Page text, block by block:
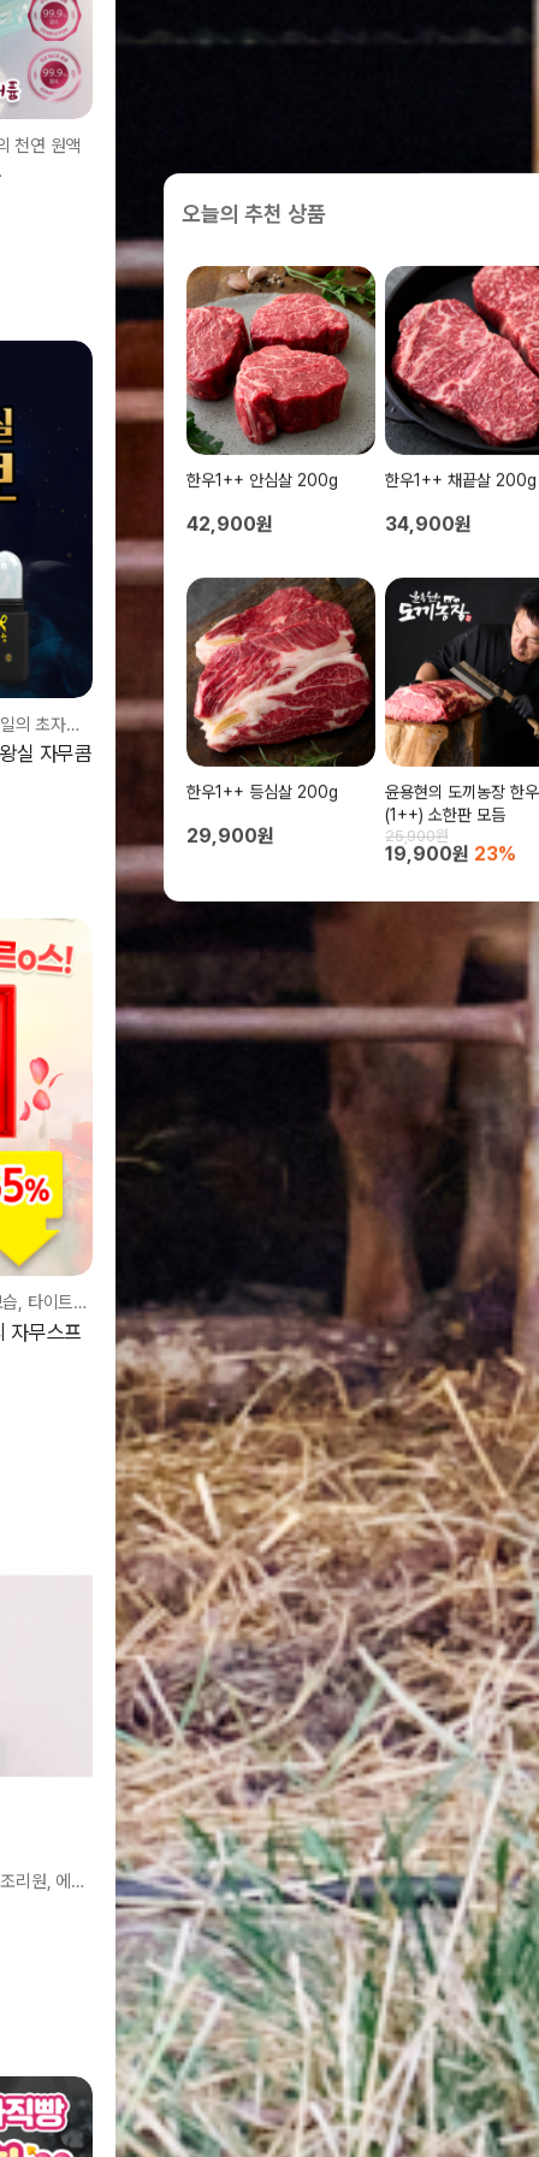
오늘의 추천 상품
한우1++ 안심살 200g
42,900원
한우1++ 채끝살 200g
34,900원
한우1++ 등심살 200g
29,900원
윤용현의 도끼농장 한
(1++) 소한판 모듬
25,900원
19,900원 23%
천연 원액
사랑받는 여성들을 위한 필수템,국내유일의 초자연주의 청결제
실 자무콤
청결의 기본이고 탄력, 냄새, 분비물, 보습, 타이트닝에 도움이 되는 제품입니다
자무스프
리뷰 1만 건↑ 평점 4.7점↑ 산부인과, 조리원, 에스테틱 입점!!